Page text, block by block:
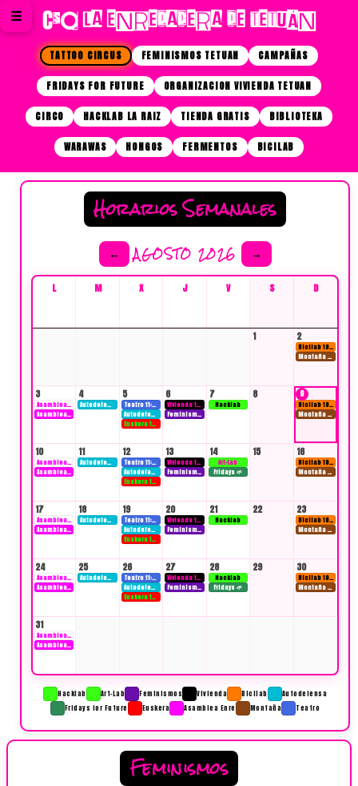
☰ CSO LA ENREDADERA DE TETUÁN
TATTOO CIRCUS FEMINISMOS TETUAN CAMPAÑAS
FRIDAYS FOR FUTURE ORGANIZACION VIVIENDA TETUAN
CIRCO HACKLAB LA RAIZ TIENDA GRATIS BIBLIOTEKA
WARAWAS HONGOS FERMENTOS BICILAB
Horarios Semanales
← AGOSTO 2026 →
L M X J V S D
1 2
Bicilab 19:00
Montaña 10:00
3
Asamblea ext. 19:00
Asamblea Enre 20:00
4
Autodefensa 20:00
5
Teatro 11:00
Autodefensa 20:00
Euskera 18:15
6
Vivienda 19:00
Feminismos 20:00
7
Hacklab
8 9
Bicilab 19:00
Montaña 10:00
10
Asamblea ext. 19:00
Asamblea Enre 20:00
11
Autodefensa 20:00
12
Teatro 11:00
Autodefensa 20:00
Euskera 18:15
13
Vivienda 19:00
Feminismos 20:00
14
Art-Lab
Fridays 🌱
15 16
Bicilab 19:00
Montaña 10:00
17
Asamblea ext. 19:00
Asamblea Enre 20:00
18
Autodefensa 20:00
19
Teatro 11:00
Autodefensa 20:00
Euskera 18:15
20
Vivienda 19:00
Feminismos 20:00
21
Hacklab
22 23
Bicilab 19:00
Montaña 10:00
24
Asamblea ext. 19:00
Asamblea Enre 20:00
25
Autodefensa 20:00
26
Teatro 11:00
Autodefensa 20:00
Euskera 18:15
27
Vivienda 19:00
Feminismos 20:00
28
Hacklab
Fridays 🌱
29 30
Bicilab 19:00
Montaña 10:00
31
Asamblea ext. 19:00
Asamblea Enre 20:00
Hacklab Art-Lab Feminismos Vivienda Bicilab
Autodefensa
Fridays for Future
Euskera Asamblea Enre Montaña Teatro
Feminismos